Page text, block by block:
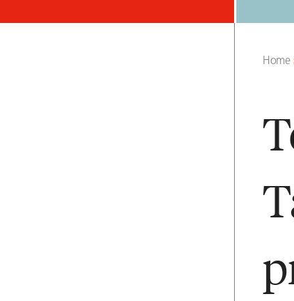
Home